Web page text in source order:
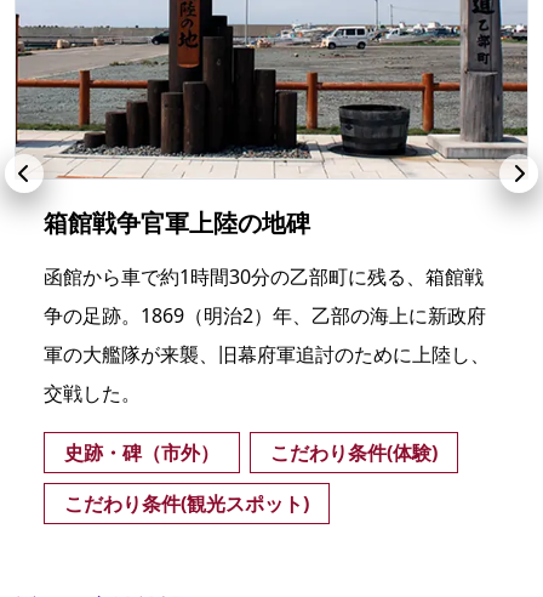
箱館戦争官軍上陸の地碑
函館から車で約1時間30分の乙部町に残る、箱館戦
争の足跡。1869（明治2）年、乙部の海上に新政府
軍の大艦隊が来襲、旧幕府軍追討のために上陸し、
交戦した。
史跡・碑（市外）
こだわり条件(体験)
こだわり条件(観光スポット)